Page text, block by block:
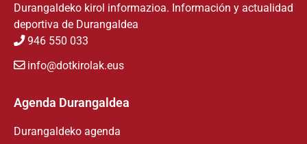
Durangaldeko kirol informazioa. Información y actualidad
deportiva de Durangaldea
946 550 033
info@dotkirolak.eus
Agenda Durangaldea
Durangaldeko agenda